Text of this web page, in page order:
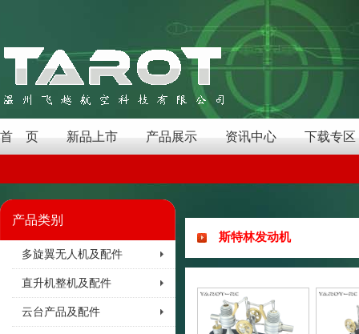
首 页 新品上市 产品展示 资讯中心 下载专区
产品类别
多旋翼无人机及配件
直升机整机及配件
云台产品及配件
斯特林发动机